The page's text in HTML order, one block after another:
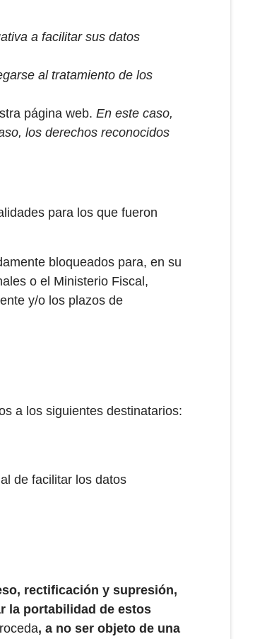
a facilitar sus datos
al tratamiento de los
página web. En este caso,
los derechos reconocidos
para los que fueron
bloqueados para, en su
o el Ministerio Fiscal,
y/o los plazos de
a los siguientes destinatarios:
de facilitar los datos
rectificación y supresión,
la portabilidad de estos
, a no ser objeto de una